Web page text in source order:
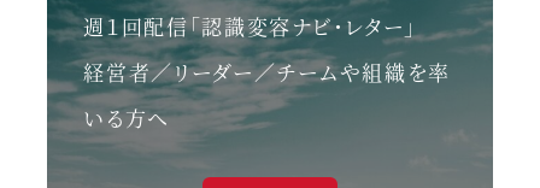
週１回配信「認識変容ナビ・レター」
経営者／リーダー／チームや組織を率
いる方へ